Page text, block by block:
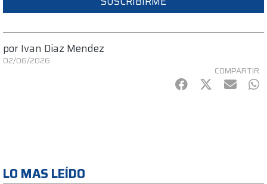
por Ivan Diaz Mendez
02/06/2026
COMPARTIR
Facebook
Twitter
mail
LO MAS LEÍDO